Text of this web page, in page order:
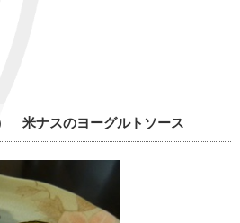
米ナスのヨーグルトソース